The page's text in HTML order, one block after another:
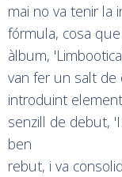
mai no va tenir la
fórmula, cosa
àlbum,
van fer un salt de
introduint
senzill de debut,
ben
rebut, i va